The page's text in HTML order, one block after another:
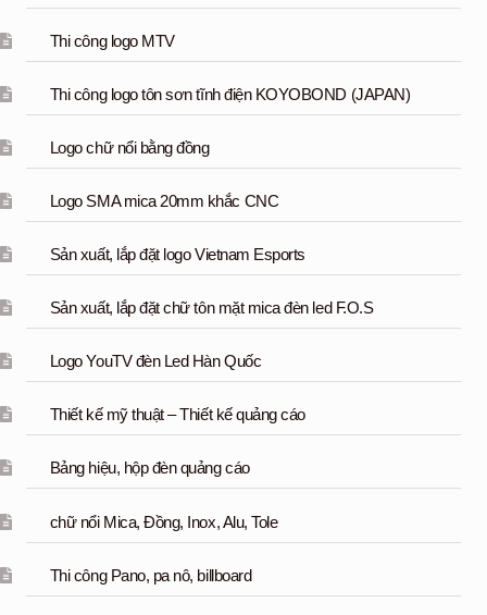
Thi công logo MTV
Thi công logo tôn sơn tĩnh điện KOYOBOND (JAPAN)
Logo chữ nổi bằng đồng
Logo SMA mica 20mm khắc CNC
Sản xuất, lắp đặt logo Vietnam Esports
Sản xuất, lắp đặt chữ tôn mặt mica đèn led F.O.S
Logo YouTV đèn Led Hàn Quốc
Thiết kế mỹ thuật – Thiết kế quảng cáo
Bảng hiệu, hộp đèn quảng cáo
chữ nổi Mica, Đồng, Inox, Alu, Tole
Thi công Pano, pa nô, billboard